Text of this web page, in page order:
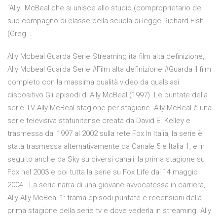
"Ally" McBeal che si unisce allo studio (comproprietario del
suo compagno di classe della scuola di legge Richard Fish
(Greg …
Ally Mcbeal Guarda Serie Streaming ita film alta definizione,
Ally Mcbeal Guarda Serie #Film alta definizione #Guarda il film
completo con la massima qualità video da qualsiasi
dispositivo Gli episodi di Ally McBeal (1997). Le puntate della
serie TV Ally McBeal stagione per stagione. Ally McBeal è una
serie televisiva statunitense creata da David E. Kelley e
trasmessa dal 1997 al 2002 sulla rete Fox.In Italia, la serie è
stata trasmessa alternativamente da Canale 5 e Italia 1, e in
seguito anche da Sky su diversi canali: la prima stagione su
Fox nel 2003 e poi tutta la serie su Fox Life dal 14 maggio
2004.. La serie narra di una giovane avvocatessa in carriera,
Ally Ally McBeal 1: trama episodi puntate e recensioni della
prima stagione della serie tv e dove vederla in streaming. Ally